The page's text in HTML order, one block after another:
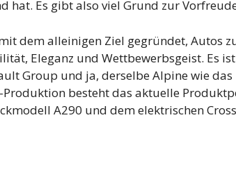
hat. Es gibt also viel Grund zur
dem alleinigen Ziel gegründet, Autos
Eleganz und Wettbewerbsgeist. Es
Group und ja, derselbe Alpine wie
Produktion besteht das aktuelle
A290 und dem elektrischen